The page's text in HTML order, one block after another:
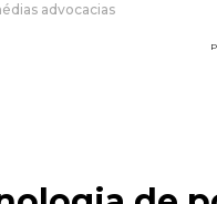
advocacias